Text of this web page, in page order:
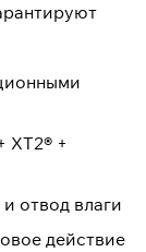
XT2® +
отвод влаги
действие